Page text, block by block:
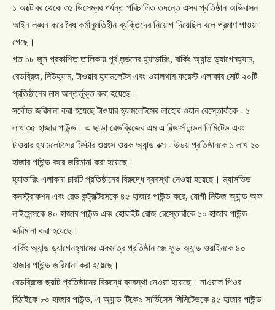
১ অক্টোবর থেকে ৩১ ডিসেম্বর পর্যন্ত পরিচালিত তদন্তে এসব প্রতিষ্ঠান অভিবাসন
আইন লঙ্ঘন করে বৈধ কর্মানুমতিহীন ব্যক্তিদের নিয়োগ দিয়েছিল বলে প্রমাণ পাওয়া
গেছে।
গত ১৮ জুন প্রকাশিত তালিকায় পূর্ব লন্ডনের হ্যাভারিং, বার্কিং অ্যান্ড ড্যাগেনহ্যাম,
রেডব্রিজ, নিউহ্যাম,টাওয়ার হ্যামলেটস এবং ওয়ালথাম ফরেস্ট এলাকার মোট ২০টি
প্রতিষ্ঠানের নাম অন্তর্ভুক্ত করা হয়েছে।
সর্বোচ্চ জরিমানা করা হয়েছে টাওয়ার হ্যামলেটসের লাহোর ওয়ান রেস্তোরাঁকে - ১
লাখ ৩৫ হাজার পাউন্ড। এ ছাড়া রেডব্রিজের এম এ বিল্ডার্স লন্ডন লিমিটেড এবং
টাওয়ার হ্যামলেটসের মিস্টার ওয়ংস ওয়ক অ্যান্ড বক্স - উভয় প্রতিষ্ঠানকে ১ লাখ ২০
হাজার পাউন্ড করে জরিমানা করা হয়েছে।
হ্যাভারিং এলাকায় চারটি প্রতিষ্ঠানের বিরুদ্ধে ব্যবস্থা নেওয়া হয়েছে। ম্যাসভিড
কনস্ট্রাকশন এবং রেড কন্ট্রাক্টরসকে ৪৫ হাজার পাউন্ড করে, যোগী নিউজ অ্যান্ড অফ
লাইসেন্সকে ৪০ হাজার পাউন্ড এবং হোয়াইট রোজ রেস্তোরাঁকে ১০ হাজার পাউন্ড
জরিমানা করা হয়েছে।
বার্কিং অ্যান্ড ড্যাগেনহ্যামের একমাত্র প্রতিষ্ঠান জে ফুড অ্যান্ড ওয়াইনকে ৪০
হাজার পাউন্ড জরিমানা করা হয়েছে।
রেডব্রিজে ছয়টি প্রতিষ্ঠানের বিরুদ্ধে ব্যবস্থা নেওয়া হয়েছে। নাওয়াল পিওর
মিঠাইকে ৮০ হাজার পাউন্ড, এ অ্যান্ড টিকে৯ সার্ভিসেস লিমিটেডকে ৪৫ হাজার পাউন্ড